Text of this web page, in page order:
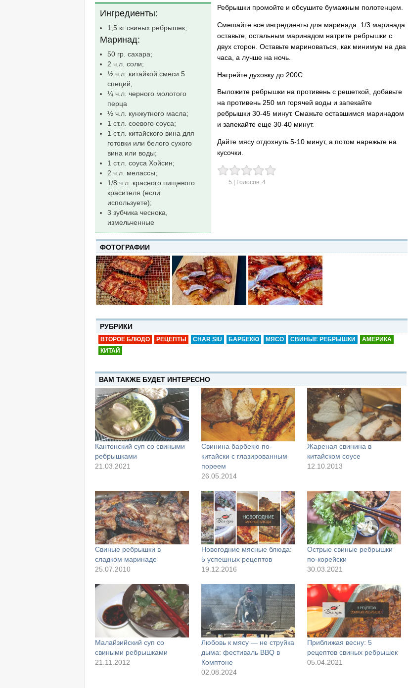
Ингредиенты:
1,5 кг свиных ребрышек;
Маринад:
50 гр. сахара;
2 ч.л. соли;
½ ч.л. китайкой смеси 5
специй;
¼ ч.л. черного молотого
перца
½ ч.л. кунжутного масла;
1 ст.л. соевого соуса;
1 ст.л. китайского вина для
готовки или белого сухого
вина или воды;
1 ст.л. соуса Хойсин;
2 ч.л. мелассы;
1/8 ч.л. красного пищевого
красителя (если
используете);
3 зубчика чеснока,
измельченные
Ребрышки промойте и обсушите бумажным полотенцем.
Смешайте все ингредиенты для маринада. 1/3 маринада
оставьте, остальным маринадом натрите ребрышки с
двух сторон. Оставьте мариноваться, как минимум на два
часа, а лучше на ночь.
Нагрейте духовку до 200С.
Выложите ребрышки на противень с решеткой, добавьте
на противень 250 мл горячей воды и запекайте
ребрышки 30-45 минут. Смажьте оставшимся маринадом
и запекайте еще 30-40 минут.
Дайте мясу отдохнуть 5-10 минут, а потом нарежьте на
кусочки.
5 | Голосов: 4
ФОТОГРАФИИ
РУБРИКИ
ВТОРОЕ БЛЮДО РЕЦЕПТЫ CHAR SIU БАРБЕКЮ МЯСО СВИНЫЕ РЕБРЫШКИ
АМЕРИКА
КИТАЙ
ВАМ ТАКЖЕ БУДЕТ ИНТЕРЕСНО
Кантонский суп со свиными
ребрышками
21.03.2021
Свинина барбекю по-
китайски с глазированным
пореем
26.05.2014
Жареная свинина в
китайском соусе
12.10.2013
Свиные ребрышки в
сладком маринаде
25.07.2010
Новогодние мясные блюда:
5 успешных рецептов
19.12.2016
Острые свиные ребрышки
по-корейски
30.03.2021
Малайзийский суп со
свиными ребрышками
21.11.2012
Любовь к мясу — не струйка
дыма: фестиваль BBQ в
Комптоне
02.08.2024
Приближая весну: 5
рецептов свиных ребрышек
05.04.2021